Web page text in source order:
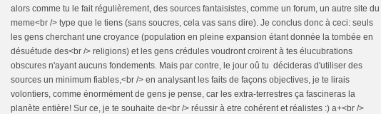
alors comme tu le fait régulièrement, des sources fantaisistes, comme un forum, un autre site du
meme<br /> type que le tiens (sans soucres, cela vas sans dire). Je conclus donc à ceci: seuls
les gens cherchant une croyance (population en pleine expansion étant donnée la tombée en
désuétude des<br /> religions) et les gens crédules voudront croirent à tes élucubrations
obscures n'ayant aucuns fondements. Mais par contre, le jour oû tu décideras d'utiliser des
sources un minimum fiables,<br /> en analysant les faits de façons objectives, je te lirais
volontiers, comme énormément de gens je pense, car les extra-terrestres ça fascineras la
planète entière! Sur ce, je te souhaite de<br /> réussir à etre cohérent et réalistes :) a+<br />